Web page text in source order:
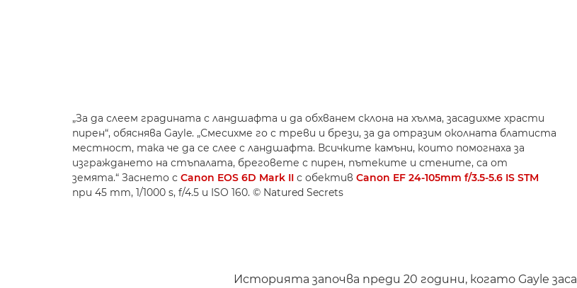
„За да слеем градината с ландшафта и да обхванем склона на хълма, засадихме храсти
пирен“, обяснява Gayle. „Смесихме го с треви и брези, за да отразим околната блатиста
местност, така че да се слее с ландшафта. Всичките камъни, които помогнаха за
изграждането на стъпалата, бреговете с пирен, пътеките и стените, са от
земята.“ Заснето с Canon EOS 6D Mark II с обектив Canon EF 24-105mm f/3.5-5.6 IS STM
при 45 mm, 1/1000 s, f/4.5 и ISO 160. © Natured Secrets
Историята започва преди 20 години, когато Gayle